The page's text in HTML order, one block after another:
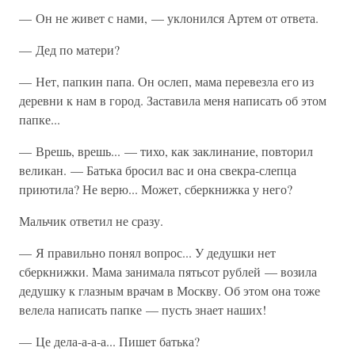
— Он не живет с нами, — уклонился Артем от ответа.
— Дед по матери?
— Нет, папкин папа. Он ослеп, мама перевезла его из
деревни к нам в город. Заставила меня написать об этом
папке...
— Врешь, врешь... — тихо, как заклинание, повторил
великан. — Батька бросил вас и она свекра-слепца
приютила? Не верю... Может, сберкнижка у него?
Мальчик ответил не сразу.
— Я правильно понял вопрос... У дедушки нет
сберкнижки. Мама занимала пятьсот рублей — возила
дедушку к глазным врачам в Москву. Об этом она тоже
велела написать папке — пусть знает наших!
— Це дела-а-а-а... Пишет батька?